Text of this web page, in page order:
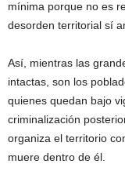
mínima porque no es
desorden territorial sí
Así, mientras las
intactas, son los
quienes quedan bajo
criminalización
organiza el territorio
muere dentro de él.